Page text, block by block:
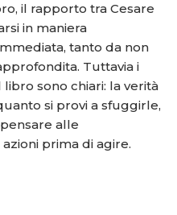
il rapporto tra Cesare
in maniera
tanto da non
Tuttavia i
sono chiari: la verità
si provi a sfuggirle,
alle
prima di agire.